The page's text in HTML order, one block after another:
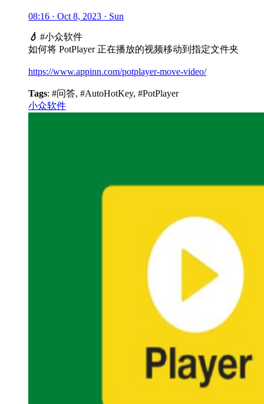
08:16 · Oct 8, 2023 · Sun
💧 #小众软件
如何将 PotPlayer 正在播放的视频移动到指定文件夹
https://www.appinn.com/potplayer-move-video/
Tags: #问答, #AutoHotKey, #PotPlayer
小众软件